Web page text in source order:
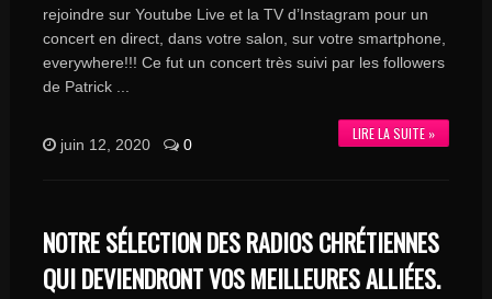
rejoindre sur Youtube Live et la TV d’Instagram pour un
concert en direct, dans votre salon, sur votre smartphone,
everywhere!!! Ce fut un concert très suivi par les followers
de Patrick ...
LIRE LA SUITE »
juin 12, 2020 0
NOTRE SÉLECTION DES RADIOS CHRÉTIENNES
QUI DEVIENDRONT VOS MEILLEURES ALLIÉES.